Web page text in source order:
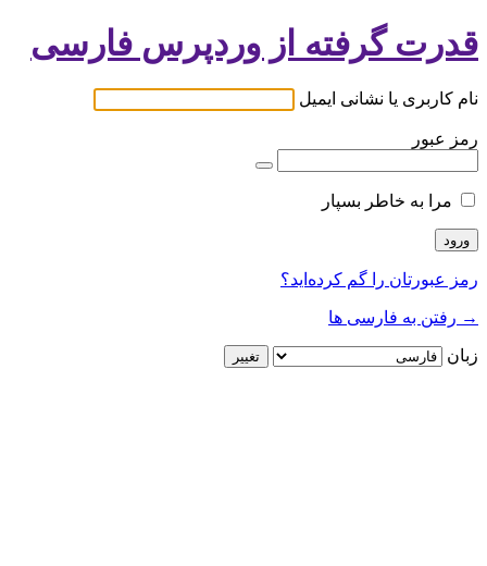
قدرت گرفته از وردپرس فارسی
نام کاربری یا نشانی ایمیل
رمز عبور
مرا به خاطر بسپار
رمز عبورتان را گم کرده‌اید؟
→ رفتن به فارسی ها
زبان